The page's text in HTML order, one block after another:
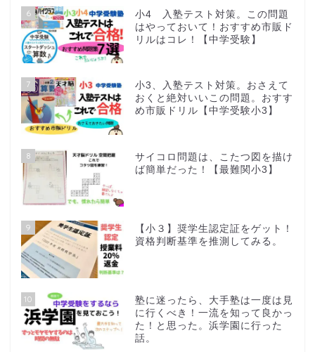
6
小4 入塾テスト対策。この問題
はやっておいて！おすすめ市販ド
リルはコレ！【中学受験】
7
小3、入塾テスト対策。おさえて
おくと絶対いいこの問題。おすす
め市販ドリル【中学受験小3】
8
サイコロ問題は、こたつ図を描け
ば簡単だった！【最難関小3】
9
【小３】奨学生認定証をゲット！
資格判断基準を推測してみる。
10
塾に迷ったら、大手塾は一度は見
に行くべき！一流を知って良かっ
た！と思った。浜学園に行った
話。